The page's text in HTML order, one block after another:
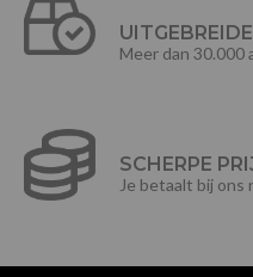
Meer dan 30.000
SCHERPE
Je betaalt bij ons